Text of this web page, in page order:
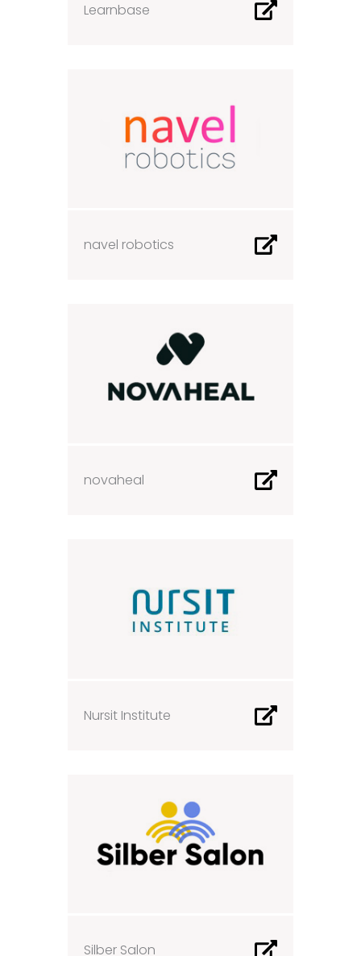
Learnbase
navel robotics
novaheal
Nursit Institute
Silber Salon